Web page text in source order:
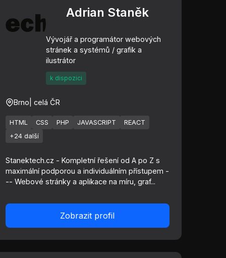
Adrian Staněk
Vývojář a programátor webových
stránek a systémů / grafik a
ilustrátor
k dispozici
Brno | celá ČR
HTML CSS PHP JAVASCRIPT
REACT
+24 další
Stanektech.cz - Kompletní řešení od A po Z s
maximální podporou a individuálním přístupem -
-- Webové stránky a aplikace na míru, graf...
Zobrazit profil